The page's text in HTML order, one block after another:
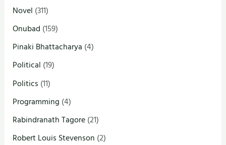
Novel (311)
Onubad (159)
Pinaki Bhattacharya (4)
Political (19)
Politics (11)
Programming (4)
Rabindranath Tagore(21)
Robert Louis Stevenson (2)